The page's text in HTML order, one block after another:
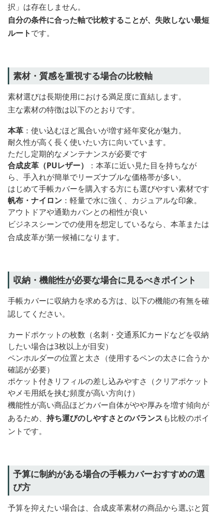
択」は存在しません。
自分の条件に合った軸で比較することが、失敗しない最短
ルートです。
素材・質感を重視する場合の比較軸
素材選びは長期使用における満足度に直結します。
主な素材の特徴は以下のとおりです。
本革 ：使い込むほど風合いが増す経年変化が魅力。
耐久性が高く長く使いたい方に向いています。
ただし定期的なメンテナンスが必要です
合成皮革（PUレザー）
：本革に近い見た目を持ちなが
ら、手入れが簡単でリーズナブルな価格帯が多い。
はじめて手帳カバーを購入する方にも選びやすい素材です
帆布・ナイロン ：軽量で水に強く、カジュアルな印象。
アウトドアや通勤カバンとの相性が良い
ビジネスシーンでの使用を想定しているなら、本革または
合成皮革が第一候補になります。
収納・機能性が必要な場合に見るべきポイント
手帳カバーに収納力を求める方は、以下の機能の有無を確
認してください。
カードポケットの枚数（名刺・交通系ICカードなどを収納
したい場合は3枚以上が目安）
ペンホルダーの位置と太さ（使用するペンの太さに合うか
確認が必要）
ポケット付きリフィルの差し込みやすさ（クリアポケット
やメモ用紙を挟む頻度が高い方向け）
機能性が高い商品ほどカバー自体がやや厚みを増す傾向が
あるため、 持ち運びのしやすさとのバランスも比較のポイ
ントです。
予算に制約がある場合の手帳カバーおすすめの選
び方
予算を抑えたい場合は、合成皮革素材の商品から選ぶと質